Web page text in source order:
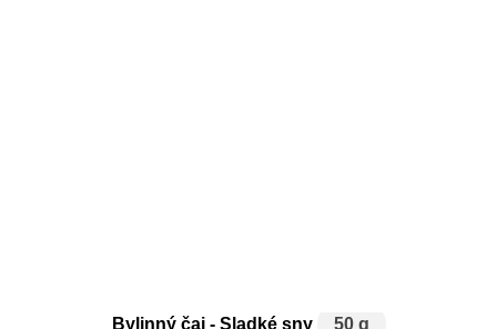
Bylinný čaj - Sladké sny 50 g